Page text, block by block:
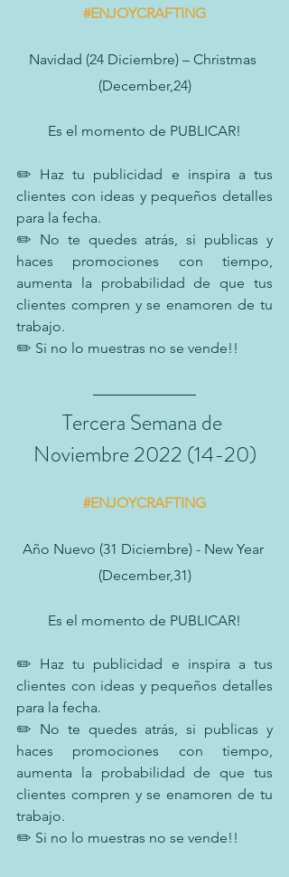
#ENJOYCRAFTING
Navidad (24 Diciembre) – Christmas
(December,24)
Es el momento de PUBLICAR!
✏️ Haz tu publicidad e inspira a tus
clientes con ideas y pequeños detalles
para la fecha.
✏️ No te quedes atrás, si publicas y
haces promociones con tiempo,
aumenta la probabilidad de que tus
clientes compren y se enamoren de tu
trabajo.
✏️ Si no lo muestras no se vende!!
Tercera Semana de
Noviembre 2022 (14-20)
#ENJOYCRAFTING
Año Nuevo (31 Diciembre) - New Year
(December,31)
Es el momento de PUBLICAR!
✏️ Haz tu publicidad e inspira a tus
clientes con ideas y pequeños detalles
para la fecha.
✏️ No te quedes atrás, si publicas y
haces promociones con tiempo,
aumenta la probabilidad de que tus
clientes compren y se enamoren de tu
trabajo.
✏️ Si no lo muestras no se vende!!